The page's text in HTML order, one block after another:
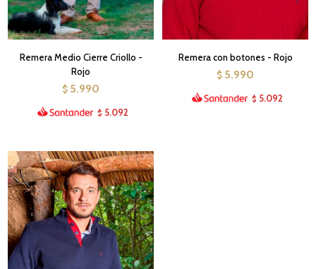
Remera Medio Cierre Criollo -
Rojo
$ 5.990
$ 5.092
Remera con botones - Rojo
$ 5.990
$ 5.092